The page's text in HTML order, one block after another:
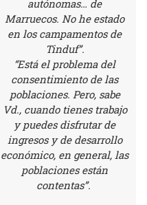
autónomas… de
Marruecos. No he estado
en los campamentos de
Tinduf”.
“Está el problema del
consentimiento de las
poblaciones. Pero, sabe
Vd., cuando tienes trabajo
y puedes disfrutar de
ingresos y de desarrollo
económico, en general, las
poblaciones están
contentas”.